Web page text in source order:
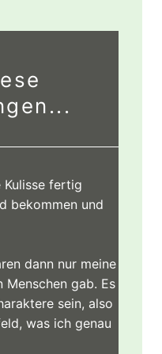
Kulisse fertig
bekommen und
dann nur meine
Menschen gab. Es
sein, also
was ich genau